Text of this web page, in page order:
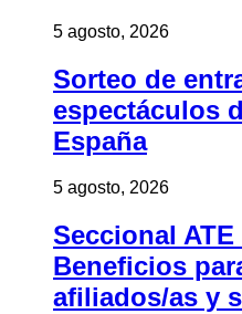
5 agosto, 2026
Sorteo de
espectáculos
España
5 agosto, 2026
Seccional
Beneficios
afiliados/as y